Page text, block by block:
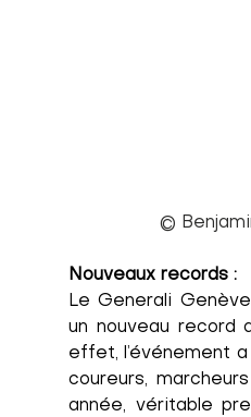
©
Nouveaux records :
Le Generali
un nouveau record
effet, l’événement a
coureurs,
année, véritable